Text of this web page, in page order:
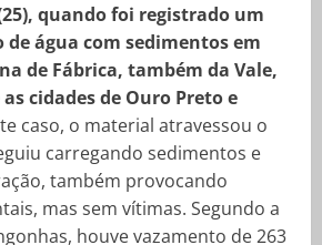
quando foi registrado um
água com sedimentos em
de Fábrica, também da Vale,
cidades de Ouro Preto e
caso, o material atravessou o
carregando sedimentos e
também provocando
mas sem vítimas. Segundo a
houve vazamento de 263